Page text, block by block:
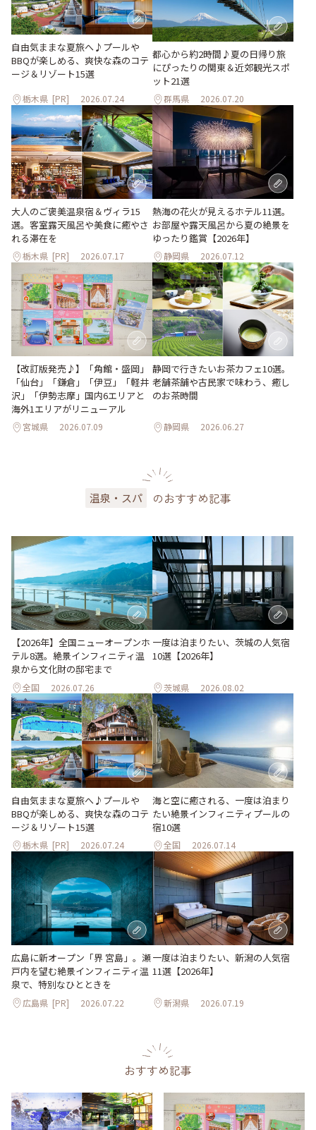
自由気ままな夏旅へ♪プールや
BBQが楽しめる、爽快な森のコテ
ージ＆リゾート15選
栃木県 [PR] 2026.07.24
都心から約2時間♪夏の日帰り旅
にぴったりの関東＆近郊観光スポ
ット21選
群馬県 2026.07.20
大人のご褒美温泉宿＆ヴィラ15
選。客室露天風呂や美食に癒やさ
れる滞在を
栃木県 [PR] 2026.07.17
熱海の花火が見えるホテル11選。
お部屋や露天風呂から夏の絶景を
ゆったり鑑賞【2026年】
静岡県 2026.07.12
【改訂版発売♪】「角館・盛岡」
「仙台」「鎌倉」「伊豆」「軽井
沢」「伊勢志摩」国内6エリアと
海外1エリアがリニューアル
宮城県 2026.07.09
静岡で行きたいお茶カフェ10選。
老舗茶舗や古民家で味わう、癒し
のお茶時間
静岡県 2026.06.27
温泉・スパ のおすすめ記事
【2026年】全国ニューオープンホ
テル8選。絶景インフィニティ温
泉から文化財の邸宅まで
全国 2026.07.26
一度は泊まりたい、茨城の人気宿
10選【2026年】
茨城県 2026.08.02
自由気ままな夏旅へ♪プールや
BBQが楽しめる、爽快な森のコテ
ージ＆リゾート15選
栃木県 [PR] 2026.07.24
海と空に癒される、一度は泊まり
たい絶景インフィニティプールの
宿10選
全国 2026.07.14
広島に新オープン「界 宮島」。瀬
戸内を望む絶景インフィニティ温
泉で、特別なひとときを
広島県 [PR] 2026.07.22
一度は泊まりたい、新潟の人気宿
11選【2026年】
新潟県 2026.07.19
おすすめ記事